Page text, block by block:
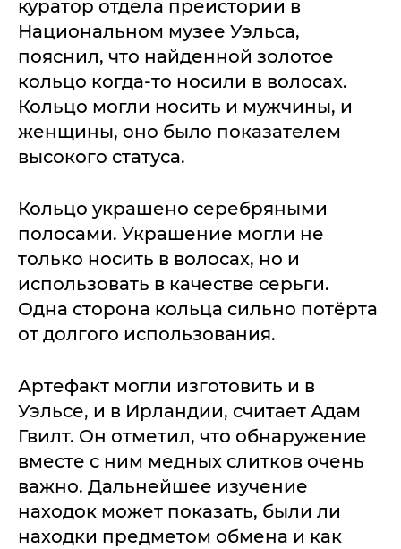
куратор отдела преистории в
Национальном музее Уэльса,
пояснил, что найденной золотое
кольцо когда-то носили в волосах.
Кольцо могли носить и мужчины, и
женщины, оно было показателем
высокого статуса.
Кольцо украшено серебряными
полосами. Украшение могли не
только носить в волосах, но и
использовать в качестве серьги.
Одна сторона кольца сильно потёрта
от долгого использования.
Артефакт могли изготовить и в
Уэльсе, и в Ирландии, считает Адам
Гвилт. Он отметил, что обнаружение
вместе с ним медных слитков очень
важно. Дальнейшее изучение
находок может показать, были ли
находки предметом обмена и как